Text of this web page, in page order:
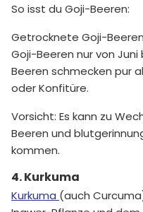
So isst du Goji-Beeren:
Getrocknete Goji-
Goji-Beeren nur von
Beeren schmecken pur
oder Konfitüre.
Vorsicht: Es kann zu
Beeren und
kommen.
4. Kurkuma
Kurkuma (auch